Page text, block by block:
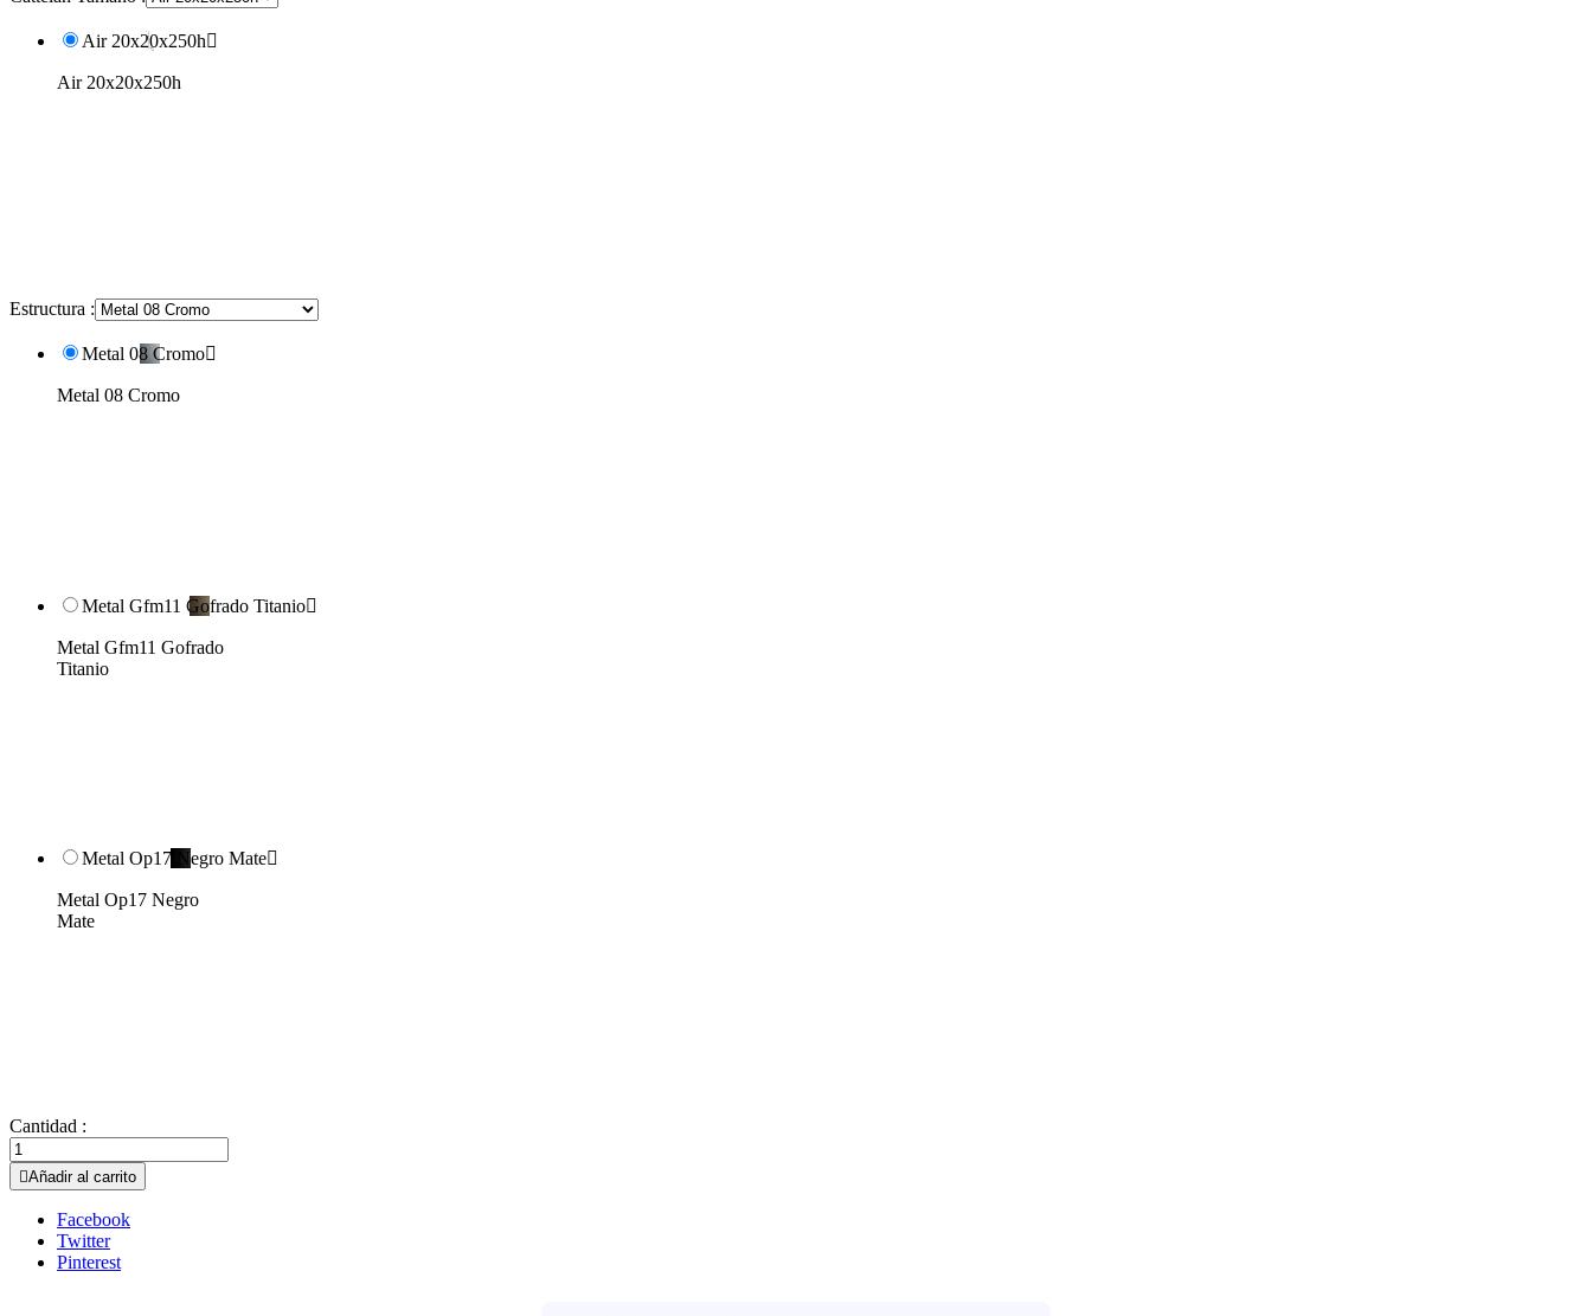
Air 20x20x250h
Air 20x20x250h
Estructura :
Metal 08 Cromo
Metal 08 Cromo
Metal Gfm11 Gofrado Titanio
Metal Gfm11 Gofrado
Titanio
Metal Op17 Negro Mate
Metal Op17 Negro
Mate
Cantidad :
Añadir al carrito
Facebook
Twitter
Pinterest